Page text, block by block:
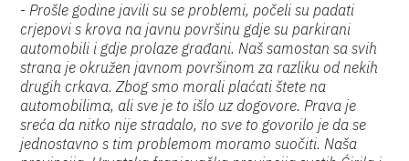
-Prošle godine javili su se problemi, počeli su padati
crjepovi s krova na javnu površinu gdje su parkirani
automobili i gdje prolaze građani. Naš samostan sa svih
strana je okružen javnom površinom za razliku od nekih
drugih crkava. Zbog smo morali plaćati štete na
automobilima, ali sve je to išlo uz dogovore. Prava je
sreća da nitko nije stradalo, no sve to govorilo je da se
jednostavno s tim problemom moramo suočiti. Naša